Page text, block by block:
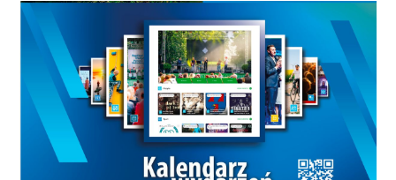
w ramach kursu This pod
przewodnictwem Juranda
Barlika, niestrudzonego
propagatora filozofii.